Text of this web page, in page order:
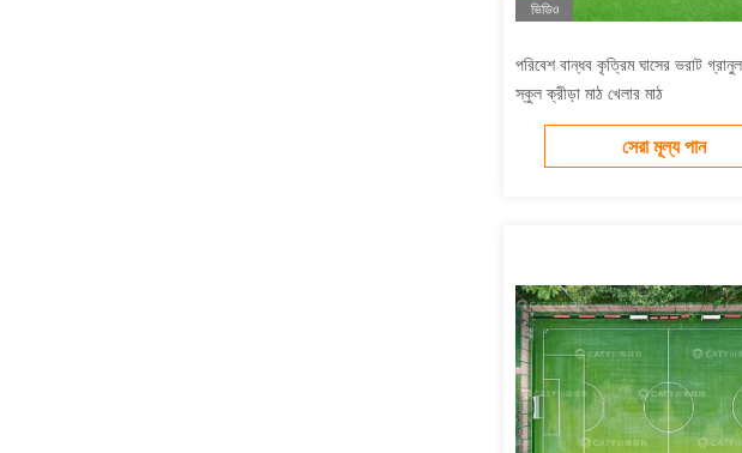
ভিডিও
পরিবেশ বান্ধব কৃত্রিম ঘাসের ভরাট
স্কুল ক্রীড়া মাঠ খেলার মাঠ
সেরা মূল্য পান